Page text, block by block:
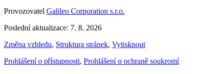
Provozovatel Galileo Corporation s.r.o.
Poslední aktualizace: 7. 8. 2026
Změna vzhledu, Struktura stránek, Vytisknout
Prohlášení o přístupnosti, Prohlášení o ochraně soukromí